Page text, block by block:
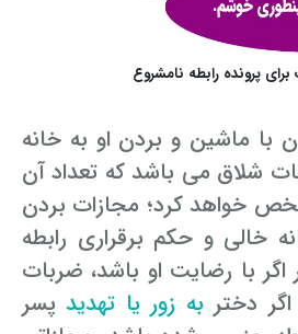
پرونده رابطه نامشروع
با ماشین و بردن او به خانه
شلاق می‌ باشد که تعداد آن
خواهد کرد؛ مجازات بردن
خالی و حکم برقراری رابطه
با رضایت او باشد، ضربات
دختر به زور یا تهدیدپسر